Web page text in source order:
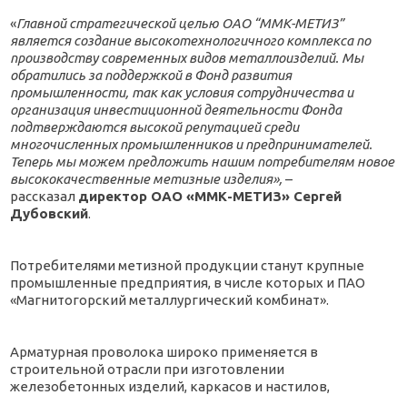
«Главной стратегической целью ОАО “ММК-МЕТИЗ”
является создание высокотехнологичного комплекса по
производству современных видов металлоизделий. Мы
обратились за поддержкой в Фонд развития
промышленности, так как условия сотрудничества и
организация инвестиционной деятельности Фонда
подтверждаются высокой репутацией среди
многочисленных промышленников и предпринимателей.
Теперь мы можем предложить нашим потребителям новое
высококачественные метизные изделия», –
рассказал директор ОАО «ММК-МЕТИЗ» Сергей
Дубовский.
Потребителями метизной продукции станут крупные
промышленные предприятия, в числе которых и ПАО
«Магнитогорский металлургический комбинат».
Арматурная проволока широко применяется в
строительной отрасли при изготовлении
железобетонных изделий, каркасов и настилов,